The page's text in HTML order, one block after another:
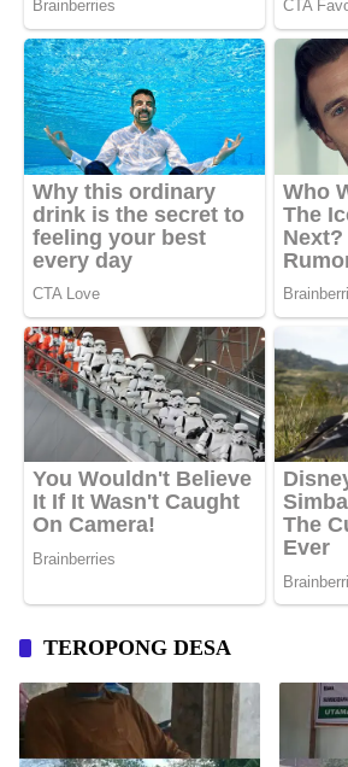
TEROPONG DESA